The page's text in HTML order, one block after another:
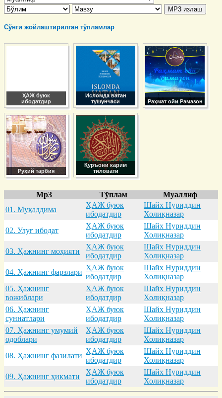
Сўнги жойлаштирилган тўпламлар
ҲАЖ буюк
ибодатдир
Исломда ватан
тушунчаси
Раҳмат ойи Рамазон
Руҳий тарбия
Қуръони карим
тиловати
Mp3 Тўплам
Муаллиф
01. Муқaддимa
ҲАЖ буюк
ибодатдир
Шайх Нуриддин
Холиқназар
02. Улуғ ибодaт
ҲАЖ буюк
ибодатдир
Шайх Нуриддин
Холиқназар
03. Ҳaжнинг моҳияти
ҲАЖ буюк
ибодатдир
Шайх Нуриддин
Холиқназар
04. Ҳaжнинг фaрзлaри
ҲАЖ буюк
ибодатдир
Шайх Нуриддин
Холиқназар
05. Ҳaжнинг
вожиблaри
ҲАЖ буюк
ибодатдир
Шайх Нуриддин
Холиқназар
06. Ҳaжнинг
суннaтлaри
ҲАЖ буюк
ибодатдир
Шайх Нуриддин
Холиқназар
07. Ҳaжнинг умумий
одоблaри
ҲАЖ буюк
ибодатдир
Шайх Нуриддин
Холиқназар
08. Ҳaжнинг фaзилaти
ҲАЖ буюк
ибодатдир
Шайх Нуриддин
Холиқназар
09. Ҳaжнинг ҳикмaти
ҲАЖ буюк
ибодатдир
Шайх Нуриддин
Холиқназар